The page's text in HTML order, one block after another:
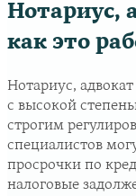
Нотариус,
как это
Нотариус,
с высокой
строгим
специалистов
просрочки по
налоговые